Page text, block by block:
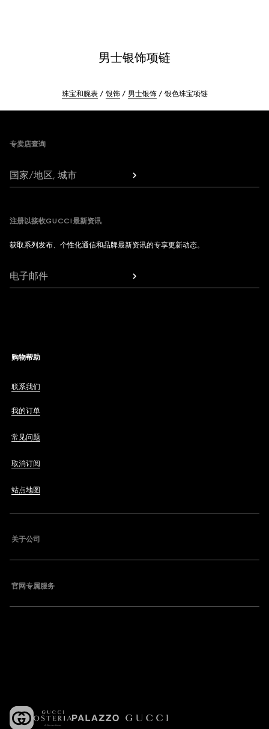
男士银饰项链
珠宝和腕表 银饰 男士银饰 银色珠宝项链
专卖店查询
国家/地区, 城市
注册以接收GUCCI最新资讯
获取系列发布、个性化通信和品牌最新资讯的专享更新动态。
电子邮件
购物帮助
联系我们
我的订单
常见问题
取消订阅
站点地图
关于公司
官网专属服务